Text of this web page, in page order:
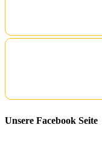
Unsere Facebook Seite